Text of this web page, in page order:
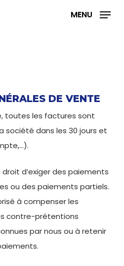
MENU
DE VENTE
toutes les factures sont
société dans les 30 jours et
d’exiger des paiements
ou des paiements partiels.
à compenser les
contre-prétentions
par nous ou à retenir